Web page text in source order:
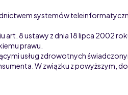
systemów
8 ustawy z dnia 18 lipca 2002
prawu.
usług zdrowotnych
W związku z powyższym,